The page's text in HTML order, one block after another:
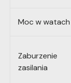
Moc w watach
Zaburzenie
zasilania